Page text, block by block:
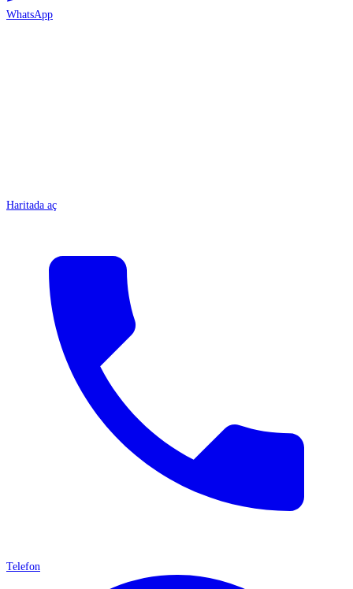
WhatsApp
Haritada aç
Telefon